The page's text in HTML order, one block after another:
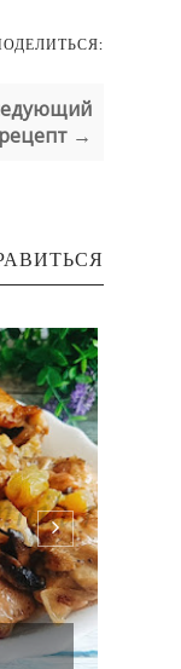
рецепт →